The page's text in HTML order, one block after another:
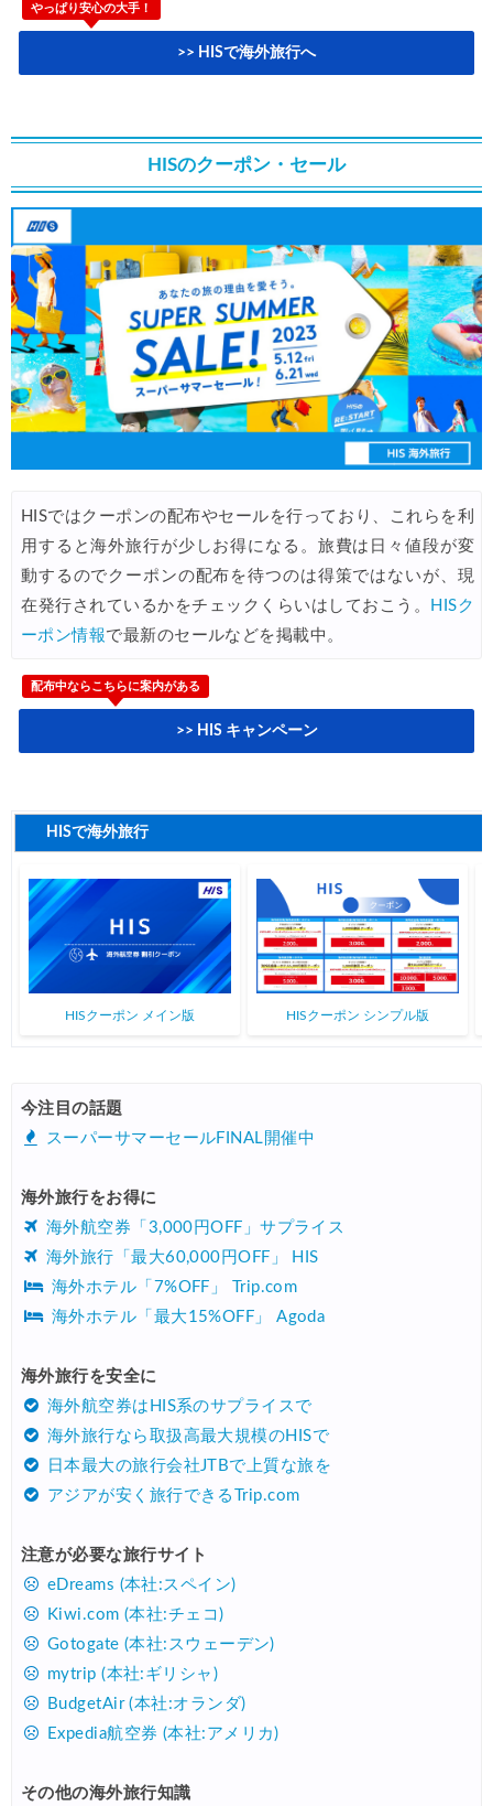
03/13 サプライス) 海外航空券 3,000円OFFクーポン
HIS) 海外ツアー(関西発) 最大100,000円OFFクーポン
HIS) 夏先ドリキャンペーン
03/03 Trip.com) 航空券+ホテル 最大5,000円OFFクーポン
03/03 Trip.com) ホテル 最大3,000円OFFクーポン
02/20 HIS) 春旅ウルトラセール
02/18 JTB) 海外ツアー 最大60,000円OFFクーポン
02/17 Trip.com) 海外ホテル2%OFFクーポン TRIP1
02/07 NEWT) 海外ツアー 最大10%OFFクーポン
03/03 Trip.com) 航空券 最大3,000円OFFクーポン
HIS) 旅のセレクション
01/23 HIS) 夏旅キャンペーン(関西発)
やっぱり安心の大手！
>> HISで海外旅行へ
HISのクーポン・セール
HISではクーポンの配布やセールを行っており、これらを利
用すると海外旅行が少しお得になる。旅費は日々値段が変
動するのでクーポンの配布を待つのは得策ではないが、現
在発行されているかをチェックくらいはしておこう。
HISク
ーポン情報で最新のセールなどを掲載中。
配布中ならこちらに案内がある
>> HIS キャンペーン
HISで海外旅行
HISクーポン メイン版 HISクーポン シンプル版
今注目の話題
スーパーサマーセールFINAL開催中
海外旅行をお得に
海外航空券「3,000円OFF」サプライス
海外旅行「最大60,000円OFF」 HIS
海外ホテル「7%OFF」 Trip.com
海外ホテル「最大15%OFF」 Agoda
海外旅行を安全に
海外航空券はHIS系のサプライスで
海外旅行なら取扱高最大規模のHISで
日本最大の旅行会社JTBで上質な旅を
アジアが安く旅行できるTrip.com
注意が必要な旅行サイト
eDreams (本社:スペイン)
Kiwi.com (本社:チェコ)
Gotogate (本社:スウェーデン)
mytrip (本社:ギリシャ)
BudgetAir (本社:オランダ)
Expedia航空券 (本社:アメリカ)
その他の海外旅行知識